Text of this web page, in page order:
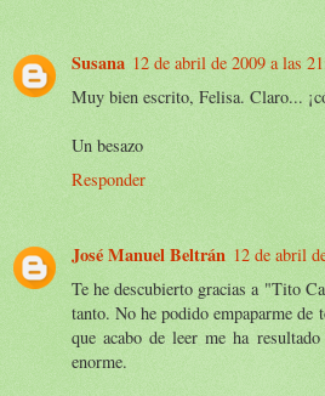
Susana 12 de abril de 2009 a las
Muy bien escrito, Felisa. Claro...
Un besazo
Responder
José Manuel Beltrán 12 de abril
Te he descubierto gracias a "Tito
tanto. No he podido empaparme
que acabo de leer me ha
enorme.